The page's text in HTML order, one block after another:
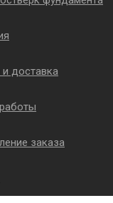
и доставка
заказа